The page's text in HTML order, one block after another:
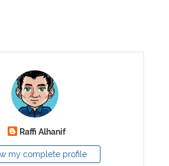
Raffi Alhanif
my complete profile